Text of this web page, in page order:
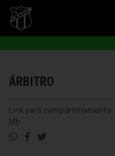
ÁRBITRO
Link para compartilhamento:
Mh